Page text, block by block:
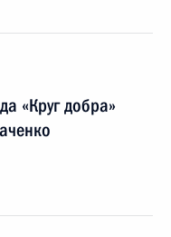
«Круг добра»